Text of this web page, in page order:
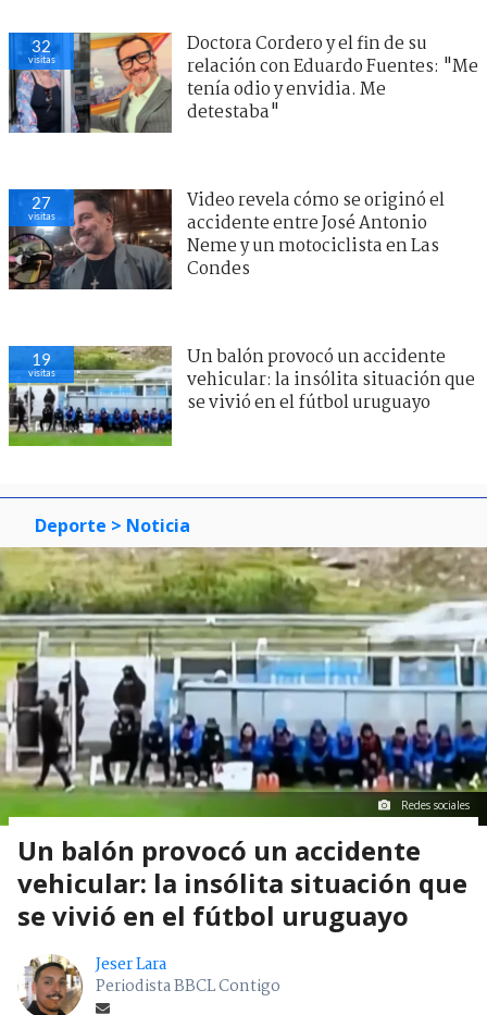
32
visitas
Doctora Cordero y el fin de su
relación con Eduardo Fuentes: "Me
tenía odio y envidia. Me
detestaba"
27
visitas
Video revela cómo se originó el
accidente entre José Antonio
Neme y un motociclista en Las
Condes
19
visitas
Un balón provocó un accidente
vehicular: la insólita situación que
se vivió en el fútbol uruguayo
Deporte > Noticia
Redes sociales
Un balón provocó un accidente
vehicular: la insólita situación que
se vivió en el fútbol uruguayo
Jeser Lara
Periodista BBCL Contigo